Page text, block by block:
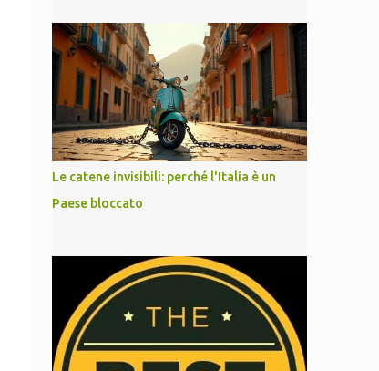
Le catene invisibili: perché l'Italia è un
Paese bloccato